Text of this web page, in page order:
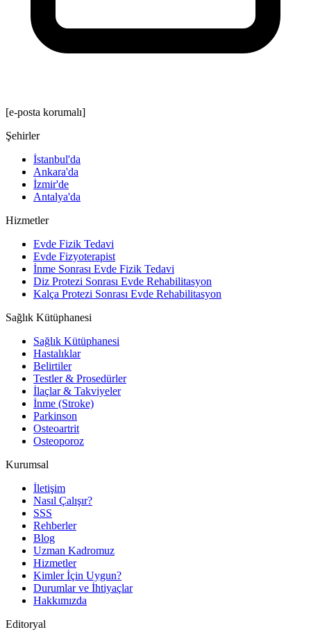
[e-posta korumalı]
Şehirler
İstanbul'da
Ankara'da
İzmir'de
Antalya'da
Hizmetler
Evde Fizik Tedavi
Evde Fizyoterapist
İnme Sonrası Evde Fizik Tedavi
Diz Protezi Sonrası Evde Rehabilitasyon
Kalça Protezi Sonrası Evde Rehabilitasyon
Sağlık Kütüphanesi
Sağlık Kütüphanesi
Hastalıklar
Belirtiler
Testler & Prosedürler
İlaçlar & Takviyeler
İnme (Stroke)
Parkinson
Osteoartrit
Osteoporoz
Kurumsal
İletişim
Nasıl Çalışır?
SSS
Rehberler
Blog
Uzman Kadromuz
Hizmetler
Kimler İçin Uygun?
Durumlar ve İhtiyaçlar
Hakkımızda
Editoryal